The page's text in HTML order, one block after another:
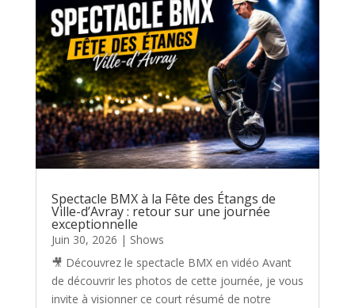
Spectacle BMX à la Fête des Étangs de
Ville-d’Avray : retour sur une journée
exceptionnelle
Juin 30, 2026 | Shows
🎥 Découvrez le spectacle BMX en vidéo Avant
de découvrir les photos de cette journée, je vous
invite à visionner ce court résumé de notre